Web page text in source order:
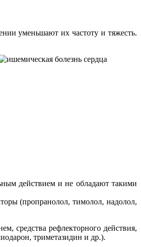
уменьшают их частоту и тяжесть.
дей­ствием и не обладают такими
(пропранолол, тимолол, надолол,
средства рефлекторного действия,
триметазидин и др.).